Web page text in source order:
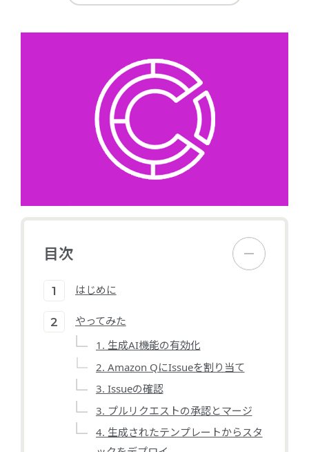
目次
はじめに
やってみた
1. 生成AI機能の有効化
2. Amazon QにIssueを割り当て
3. Issueの確認
3. プルリクエストの承認とマージ
4. 生成されたテンプレートからスタ